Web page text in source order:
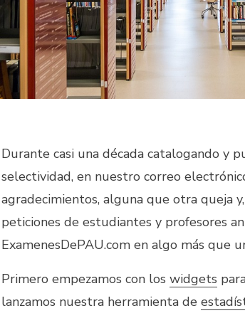
Durante casi una década catalogando y
selectividad, en nuestro correo
agradecimientos, alguna que otra queja
peticiones de estudiantes y profesores
ExamenesDePAU.com en algo más que
Primero empezamos con los widgets
lanzamos nuestra herramienta de